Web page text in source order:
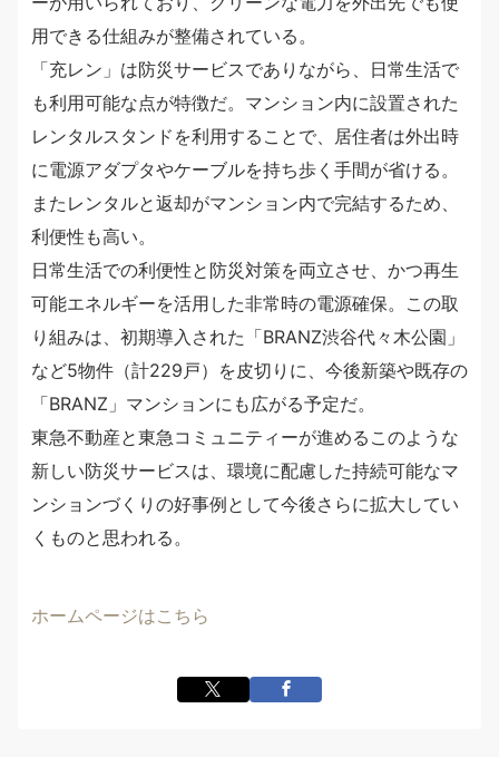
用できる仕組みが整備されている。
「充レン」は防災サービスでありながら、日常生活で
も利用可能な点が特徴だ。マンション内に設置された
レンタルスタンドを利用することで、居住者は外出時
に電源アダプタやケーブルを持ち歩く手間が省ける。
またレンタルと返却がマンション内で完結するため、
利便性も高い。
日常生活での利便性と防災対策を両立させ、かつ再生
可能エネルギーを活用した非常時の電源確保。この取
り組みは、初期導入された「BRANZ渋谷代々木公園」
など5物件（計229戸）を皮切りに、今後新築や既存の
「BRANZ」マンションにも広がる予定だ。
東急不動産と東急コミュニティーが進めるこのような
新しい防災サービスは、環境に配慮した持続可能なマ
ンションづくりの好事例として今後さらに拡大してい
くものと思われる。
ホームページはこちら